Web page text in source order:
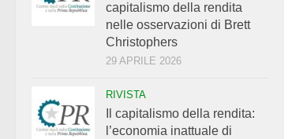
capitalismo della rendita
nelle osservazioni di Brett
Christophers
29 APRILE 2026
RIVISTA
Il capitalismo della rendita:
l’economia inattuale di